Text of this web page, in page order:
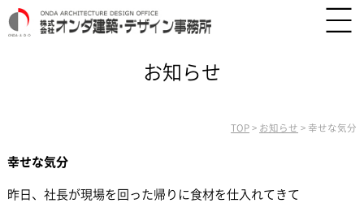
お知らせ
TOP > お知らせ > 幸せな気分
幸せな気分
昨日、社長が現場を回った帰りに食材を仕入れてきて